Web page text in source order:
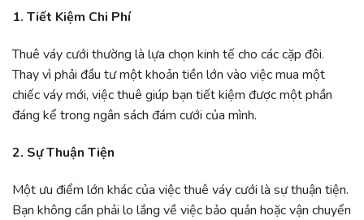
1. Tiết Kiệm Chi Phí
Thuê váy cưới thường là lựa chọn kinh tế cho các cặp đôi.
Thay vì phải đầu tư một khoản tiền lớn vào việc mua một
chiếc váy mới, việc thuê giúp bạn tiết kiệm được một phần
đáng kể trong ngân sách đám cưới của mình.
2. Sự Thuận Tiện
Một ưu điểm lớn khác của việc thuê váy cưới là sự thuận tiện.
Bạn không cần phải lo lắng về việc bảo quản hoặc vận chuyển